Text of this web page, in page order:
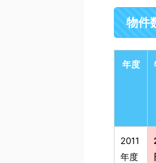
物件
年度
2011
年度